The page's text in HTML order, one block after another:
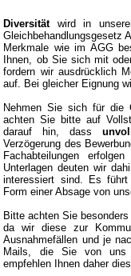
Diversitätwird in
Gleichbehandlungsgesetz
Merkmale wie im AGG
Ihnen, ob Sie sich mit
fordern wir ausdrücklich
auf. Bei gleicher Eignung
Nehmen Sie sich für die
achten Sie bitte auf
darauf hin, dass
Verzögerung des
Fachabteilungen
Unterlagen deuten wir
interessiert sind. Es führt
Form einer Absage von
Bitte achten Sie
da wir diese zur
Ausnahmefällen und je
Mails, die Sie von uns
empfehlen Ihnen daher